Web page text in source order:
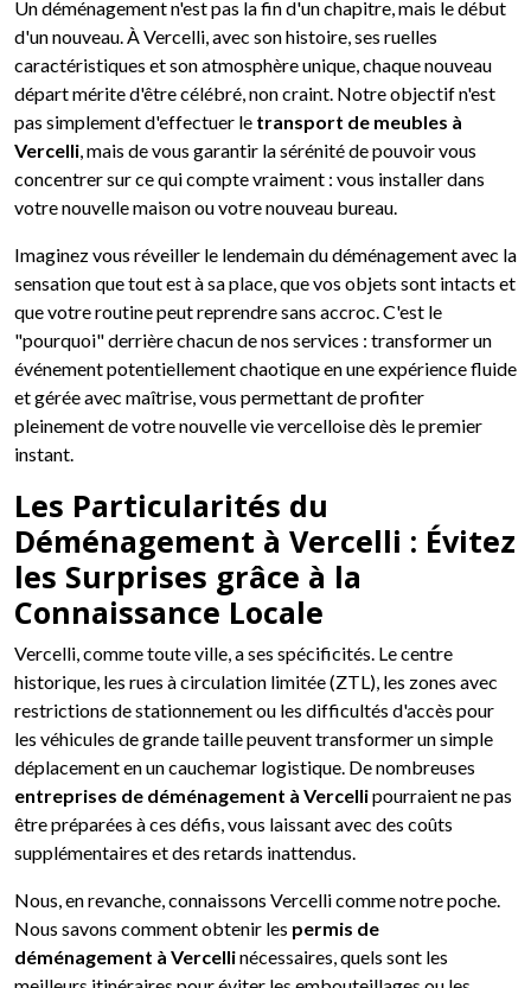
Un déménagement n'est pas la fin d'un chapitre, mais le début
d'un nouveau. À Vercelli, avec son histoire, ses ruelles
caractéristiques et son atmosphère unique, chaque nouveau
départ mérite d'être célébré, non craint. Notre objectif n'est
pas simplement d'effectuer le transport de meubles à
Vercelli, mais de vous garantir la sérénité de pouvoir vous
concentrer sur ce qui compte vraiment : vous installer dans
votre nouvelle maison ou votre nouveau bureau.
Imaginez vous réveiller le lendemain du déménagement avec la
sensation que tout est à sa place, que vos objets sont intacts et
que votre routine peut reprendre sans accroc. C'est le
"pourquoi" derrière chacun de nos services : transformer un
événement potentiellement chaotique en une expérience fluide
et gérée avec maîtrise, vous permettant de profiter
pleinement de votre nouvelle vie vercelloise dès le premier
instant.
Les Particularités du
Déménagement à Vercelli : Évitez
les Surprises grâce à la
Connaissance Locale
Vercelli, comme toute ville, a ses spécificités. Le centre
historique, les rues à circulation limitée (ZTL), les zones avec
restrictions de stationnement ou les difficultés d'accès pour
les véhicules de grande taille peuvent transformer un simple
déplacement en un cauchemar logistique. De nombreuses
entreprises de déménagement à Vercellipourraient ne pas
être préparées à ces défis, vous laissant avec des coûts
supplémentaires et des retards inattendus.
Nous, en revanche, connaissons Vercelli comme notre poche.
Nous savons comment obtenir les permis de
déménagement à Vercellinécessaires, quels sont les